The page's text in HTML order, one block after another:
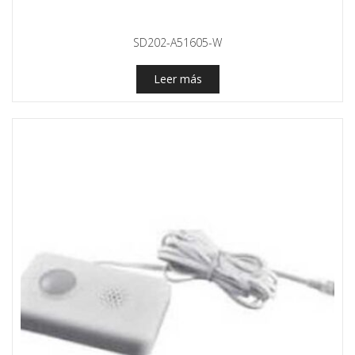
SD202-A51605-W
Leer más